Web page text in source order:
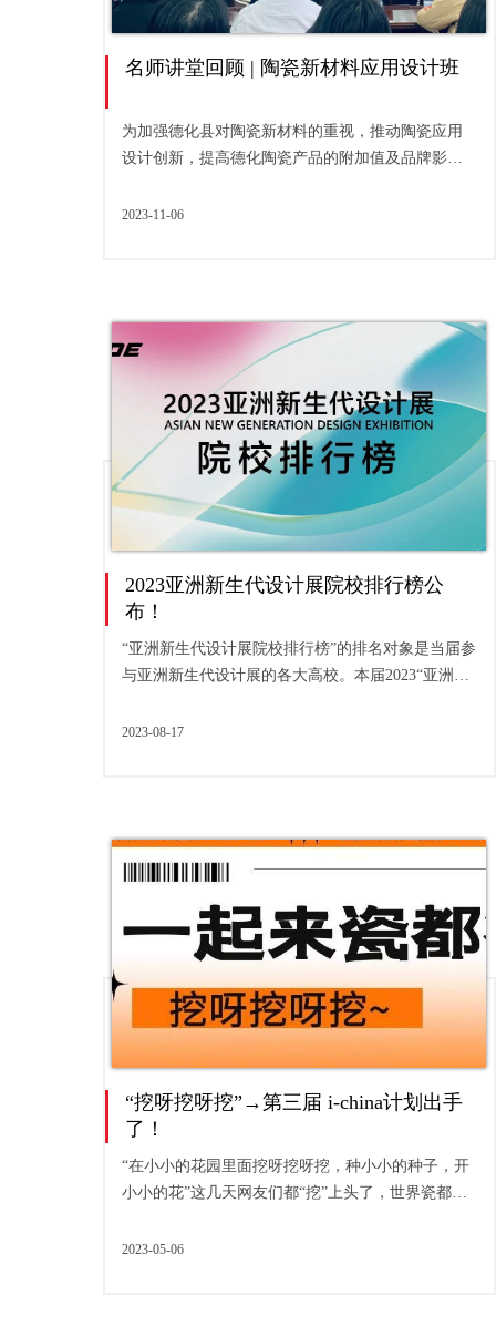
名师讲堂回顾 | 陶瓷新材料应用设计班
为加强德化县对陶瓷新材料的重视，推动陶瓷应用
设计创新，提高德化陶瓷产品的附加值及品牌影响
化陶瓷艺术驻...
2023-11-06
2023亚洲新生代设计展院校排行榜公
布！
“亚洲新生代设计展院校排行榜”的排名对象是当届参
与亚洲新生代设计展的各大高校。本届2023“亚洲新
排...
2023-08-17
“挖呀挖呀挖”→第三届 i-china计划出手
了！
“在小小的花园里面挖呀挖呀挖，种小小的种子，开
小小的花”这几天网友们都“挖”上头了，世界瓷都德
2023-05-06